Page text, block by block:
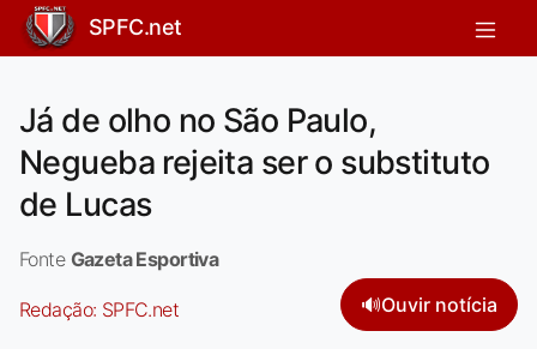
SPFC.net
Já de olho no São Paulo,
Negueba rejeita ser o substituto
de Lucas
Fonte Gazeta Esportiva
Redação: SPFC.net 🔊Ouvir notícia